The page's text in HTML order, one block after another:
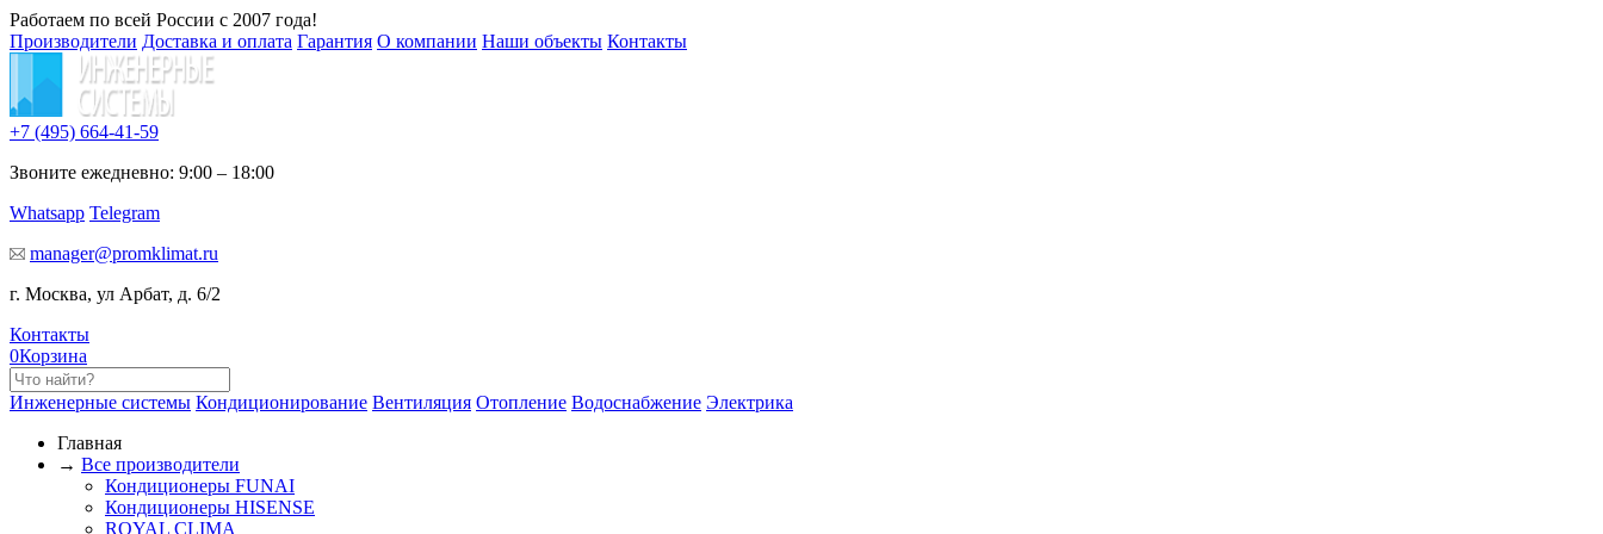
Работаем по всей России с 2007 года!
Производители Доставка и оплата Гарантия О компании Наши объекты Контакты
+7 (495) 664-41-59
Звоните ежедневно: 9:00 – 18:00
Whatsapp Telegram
manager@promklimat.ru
г. Москва, ул Арбат, д. 6/2
Контакты
0Корзина
Инженерные системы Кондиционирование Вентиляция Отопление Водоснабжение Электрика
Главная
→ Все производители
Кондиционеры FUNAI
Кондиционеры HISENSE
ROYAL CLIMA